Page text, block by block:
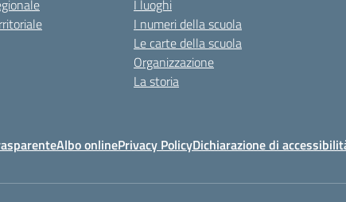
I luoghi
I numeri della scuola
Le carte della scuola
Organizzazione
La storia
Albo onlinePrivacy PolicyDichiarazione di